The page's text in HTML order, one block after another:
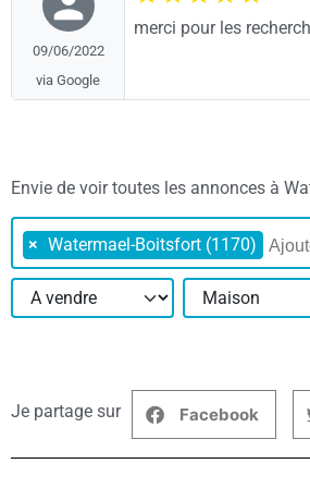
09/06/2022
via Google
merci pour les
Envie de voir toutes les annonces à
× Watermael-Boitsfort (1170)
Je partage sur Facebook